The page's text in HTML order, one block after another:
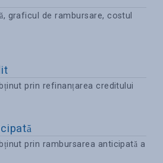
graficul de rambursare, costul
prin refinanțarea creditului
prin rambursarea anticipată a